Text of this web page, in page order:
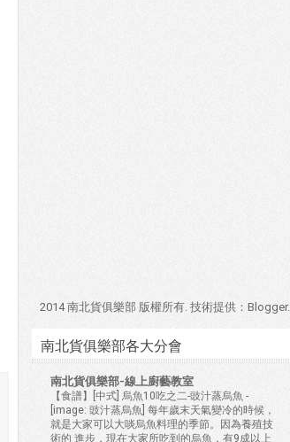
2014 南北貨俱樂部 版權所有. 技術提供： Blogger.
南北貨俱樂部各大分會
南北貨俱樂部-線上廚藝教室
【食譜】[中式] 烏魚10吃之二-豉汁蒸烏魚 -
[image: 豉汁蒸烏魚] 每年歲末天氣變冷的時候，
就是大家可以大啖烏魚料理的季節。因為養殖技
術的 進步，現在大家所吃到的烏魚，有9成以上